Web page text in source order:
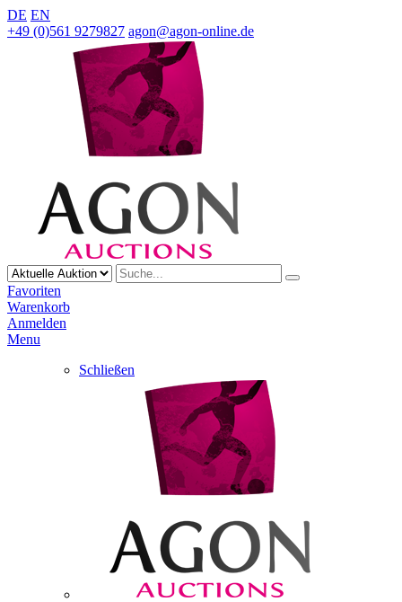
DE EN
+49 (0)561 9279827 agon@agon-online.de
Favoriten
Warenkorb
Anmelden
Menu
Schließen